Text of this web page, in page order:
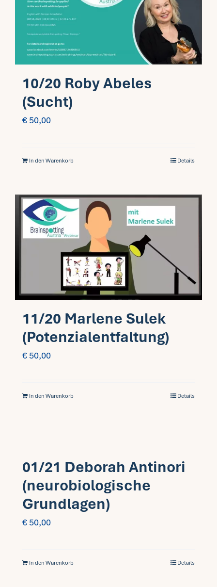
Fragen FAQ
Kontakt
Mein Account
10/20 Roby Abeles
(Sucht)
€ 50,00
In den Warenkorb Details
11/20 Marlene Sulek
(Potenzialentfaltung)
€ 50,00
In den Warenkorb Details
01/21 Deborah Antinori
(neurobiologische
Grundlagen)
€ 50,00
In den Warenkorb Details